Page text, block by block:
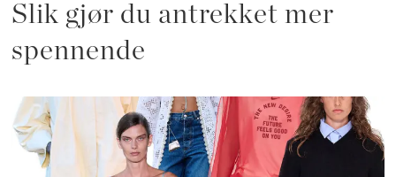
Slik gjør du antrekket mer
spennende